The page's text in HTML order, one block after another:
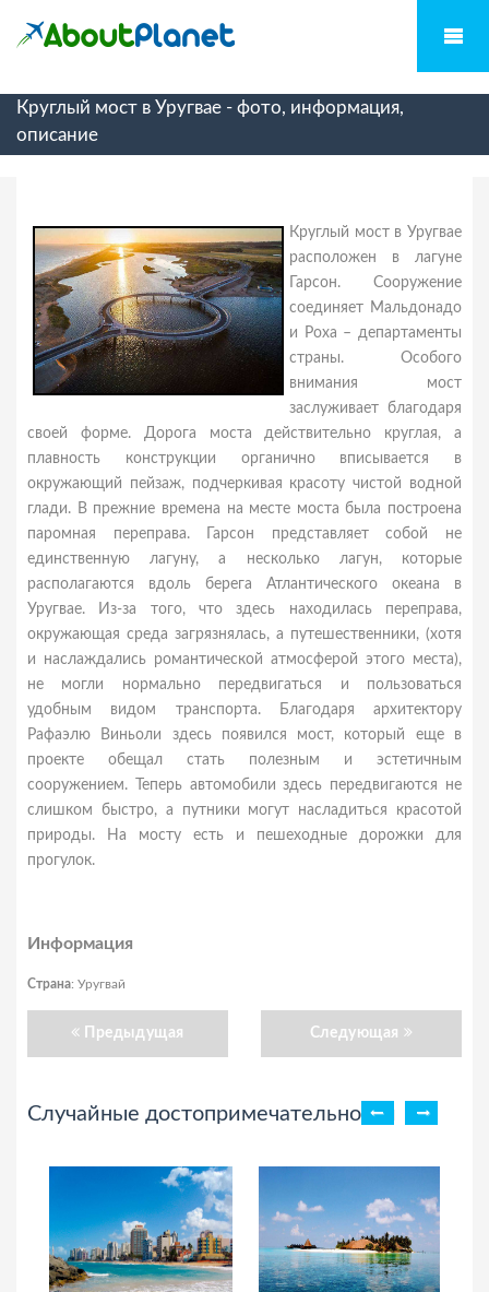
Круглый мост в Уругвае - фото, информация,
описание
Круглый мост в Уругвае
расположен в лагуне
Гарсон. Сооружение
соединяет Мальдонадо
и Роха – департаменты
страны. Особого
внимания мост
заслуживает благодаря
своей форме. Дорога моста действительно круглая, а
плавность конструкции органично вписывается в
окружающий пейзаж, подчеркивая красоту чистой водной
глади. В прежние времена на месте моста была построена
паромная переправа. Гарсон представляет собой не
единственную лагуну, а несколько лагун, которые
располагаются вдоль берега Атлантического океана в
Уругвае. Из-за того, что здесь находилась переправа,
окружающая среда загрязнялась, а путешественники, (хотя
и наслаждались романтической атмосферой этого места),
не могли нормально передвигаться и пользоваться
удобным видом транспорта. Благодаря архитектору
Рафаэлю Виньоли здесь появился мост, который еще в
проекте обещал стать полезным и эстетичным
сооружением. Теперь автомобили здесь передвигаются не
слишком быстро, а путники могут насладиться красотой
природы. На мосту есть и пешеходные дорожки для
прогулок.
Информация
Страна: Уругвай
Предыдущая Следующая
Случайные достопримечательности